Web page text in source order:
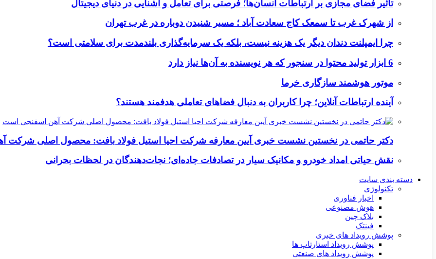
تأثیر فضای مجازی بر ارتباطات انسان‌ها؛ فرصتی برای تعامل و آشنایی در دنیای دیجیتال
از شهرک غرب تا سمعک کاج سعادت آباد ؛ مسیر شنیدن دوباره در غرب تهران
چرا ایمپلنت دندان دیگر یک هزینه نیست، بلکه یک سرمایه‌گذاری بلندمدت برای سلامتی است؟
6 ابزار تولید محتوا در سنجور که هر نویسنده به آن‌ها نیاز دارد
موتور هوشمند سازگاری خرما
آینده ارتباطات آنلاین؛ چرا کاربران به دنبال فضاهای تعاملی هدفمند هستند؟
دکتر حاتمی در نخستین نشست خبری آیین معارفه شرکت احیا استیل فولاد بافت: محصول اصلی شرکت
نقش حیاتی امداد خودرو و مکانیک سیار در تصادفات جاده‌ای؛ نجات‌دهندگان در لحظات بحرانی
دسته بندی سایت
تکنولوژی
اخبار فناوری
هوش مصنوعی
بلاک چین
فینتک
پوشش رویداد های خبری
پوشش رویداد استارتاپ ها
پوشش رویداد های صنعتی